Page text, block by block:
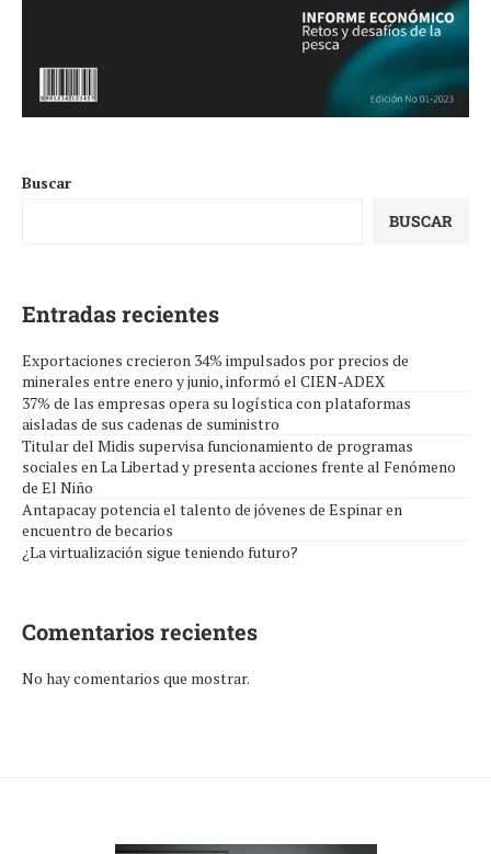
Buscar
BUSCAR
Entradas recientes
Exportaciones crecieron 34% impulsados por precios de
minerales entre enero y junio, informó el CIEN-ADEX
37% de las empresas opera su logística con plataformas
aisladas de sus cadenas de suministro
Titular del Midis supervisa funcionamiento de programas
sociales en La Libertad y presenta acciones frente al Fenómeno
de El Niño
Antapacay potencia el talento de jóvenes de Espinar en
encuentro de becarios
¿La virtualización sigue teniendo futuro?
Comentarios recientes
No hay comentarios que mostrar.